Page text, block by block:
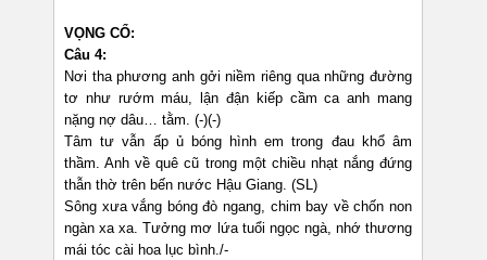
VỌNG CỔ:
Câu 4:
Nơi tha phương anh gởi niềm riêng qua những đường
tơ như rướm máu, lận đận kiếp cầm ca anh mang
nặng nợ dâu… tằm. (-)(-)
Tâm tư vẫn ấp ủ bóng hình em trong đau khổ âm
thầm. Anh về quê cũ trong một chiều nhạt nắng đứng
thẫn thờ trên bến nước Hậu Giang. (SL)
Sông xưa vắng bóng đò ngang, chim bay về chốn non
ngàn xa xa. Tưởng mơ lứa tuổi ngọc ngà, nhớ thương
mái tóc cài hoa lục bình./-